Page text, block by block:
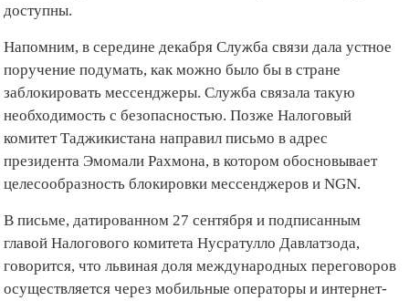
доступны.
Напомним, в середине декабря Служба связи дала устное
поручение подумать, как можно было бы в стране
заблокировать мессенджеры. Служба связала такую
необходимость с безопасностью. Позже Налоговый
комитет Таджикистана направил письмо в адрес
президента Эмомали Рахмона, в котором обосновывает
целесообразность блокировки мессенджеров и NGN.
В письме, датированном 27 сентября и подписанным
главой Налогового комитета Нусратулло Давлатзода,
говорится, что львиная доля международных переговоров
осуществляется через мобильные операторы и интернет-